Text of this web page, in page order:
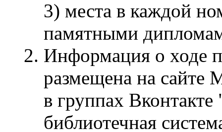
3) места в каждой
памятными
Информация о ходе
размещена на
в группах
библиотечная